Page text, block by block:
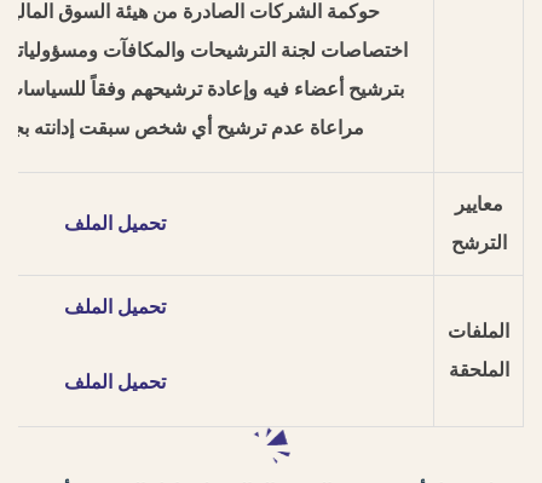
حوكمة الشركات الصادرة من هيئة السوق
اختصاصات لجنة الترشيحات والمكافآت ومسؤولياتها
بترشيح أعضاء فيه وإعادة ترشيحهم وفقاً للسياسات
مراعاة عدم ترشيح أي شخص سبقت إدانته
معايير
الترشح
تحميل الملف
الملفات
الملحقة
تحميل الملف
تحميل الملف